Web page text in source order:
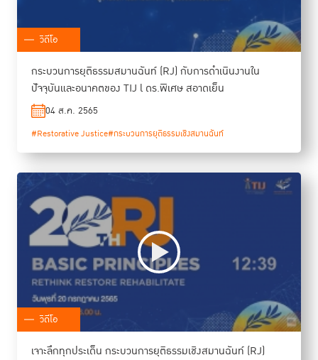
วิดีโอ
กระบวนการยุติธรรมสมานฉันท์ (RJ) กับการดำเนินงานใน
ปัจจุบันและอนาคตของ TIJ l ดร.พิเศษ สอาดเย็น
04 ส.ค. 2565
#Restorative Justice#กระบวนการยุติธรรมเชิงสมานฉันท์
วิดีโอ
เจาะลึกทุกประเด็น กระบวนการยุติธรรมเชิงสมานฉันท์ (RJ)